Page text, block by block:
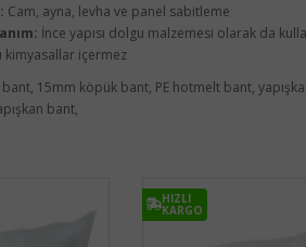
Cam, ayna, levha ve panel sabitleme
İnce yapısı dolgu malzemesi olarak da
kimyasallar içermez
15mm köpük bant, PE hotmelt bant,
bant,
HIZLI
KARGO